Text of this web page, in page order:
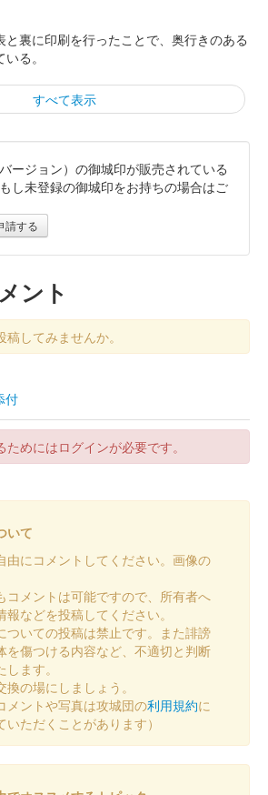
裏に印刷を行ったことで、奥行きのある
る。
すべて表示
正月限定版 新春御城印2025
お城EXPO 2024限定版
開催されたお城EXPO2024の熊本城のブ
2024年秋限定デザイン 熊本城と銀杏
2024年秋限定デザイン 雲上の熊本城
お城まつり 城あかり」の大きな見どころ
本最大級の人工雲海を出現させ、荘厳で美
「雲上の熊本城」をデザインした御城印。
熊本城×オシロボッツ コラボ限定版 第
ージョン）の御城印が販売されている
し未登録の御城印をお持ちの場合はご
請する
ント
してみませんか。
付
めにはログインが必要です。
いて
由にコメントしてください。画像の
コメントは可能ですので、所有者へ
などを投稿してください。
ついての投稿は禁止です。また誹謗
を傷つける内容など、不適切と判断
ます。
の場にしましょう。
メントや写真は攻城団の利用規約に
ただくことがあります）